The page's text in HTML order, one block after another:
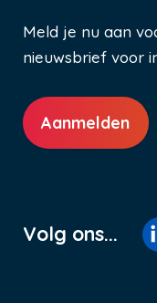
Meld je nu aan
nieuwsbrief voor
Aanmelden
Volg ons...